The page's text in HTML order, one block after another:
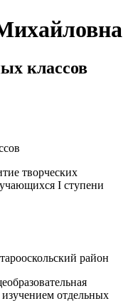
классов
творческих
I ступени
район
отдельных